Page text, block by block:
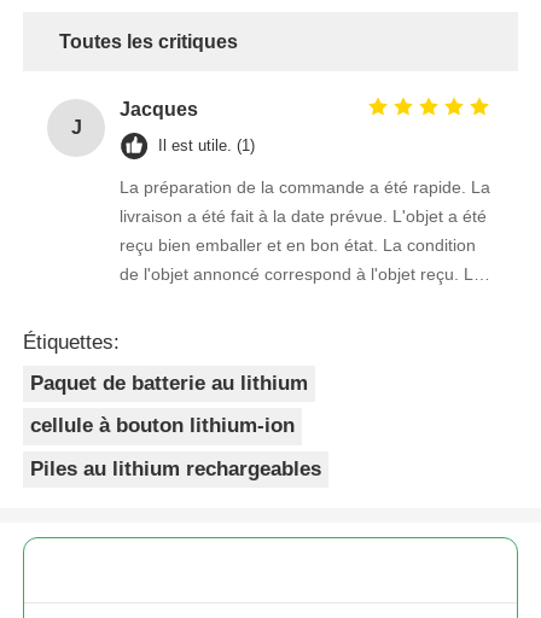
Toutes les critiques
J
Jacques
Il est utile. (1)
La préparation de la commande a été rapide. La
livraison a été fait à la date prévue. L'objet a été
reçu bien emballer et en bon état. La condition
de l'objet annoncé correspond à l'objet reçu. Le
Étiquettes:
Paquet de batterie au lithium
cellule à bouton lithium-ion
Piles au lithium rechargeables